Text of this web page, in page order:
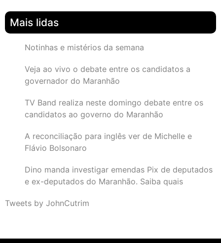
Mais lidas
Notinhas e mistérios da semana
Veja ao vivo o debate entre os candidatos a
governador do Maranhão
TV Band realiza neste domingo debate entre os
candidatos ao governo do Maranhão
A reconciliação para inglês ver de Michelle e
Flávio Bolsonaro
Dino manda investigar emendas Pix de deputados
e ex-deputados do Maranhão. Saiba quais
Tweets by JohnCutrim